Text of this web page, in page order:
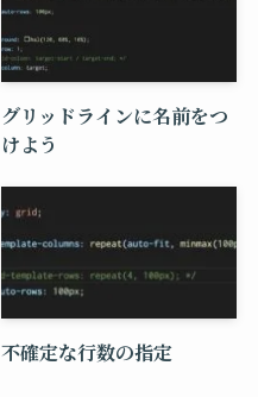
グリッドラインに名前をつ
けよう
不確定な行数の指定